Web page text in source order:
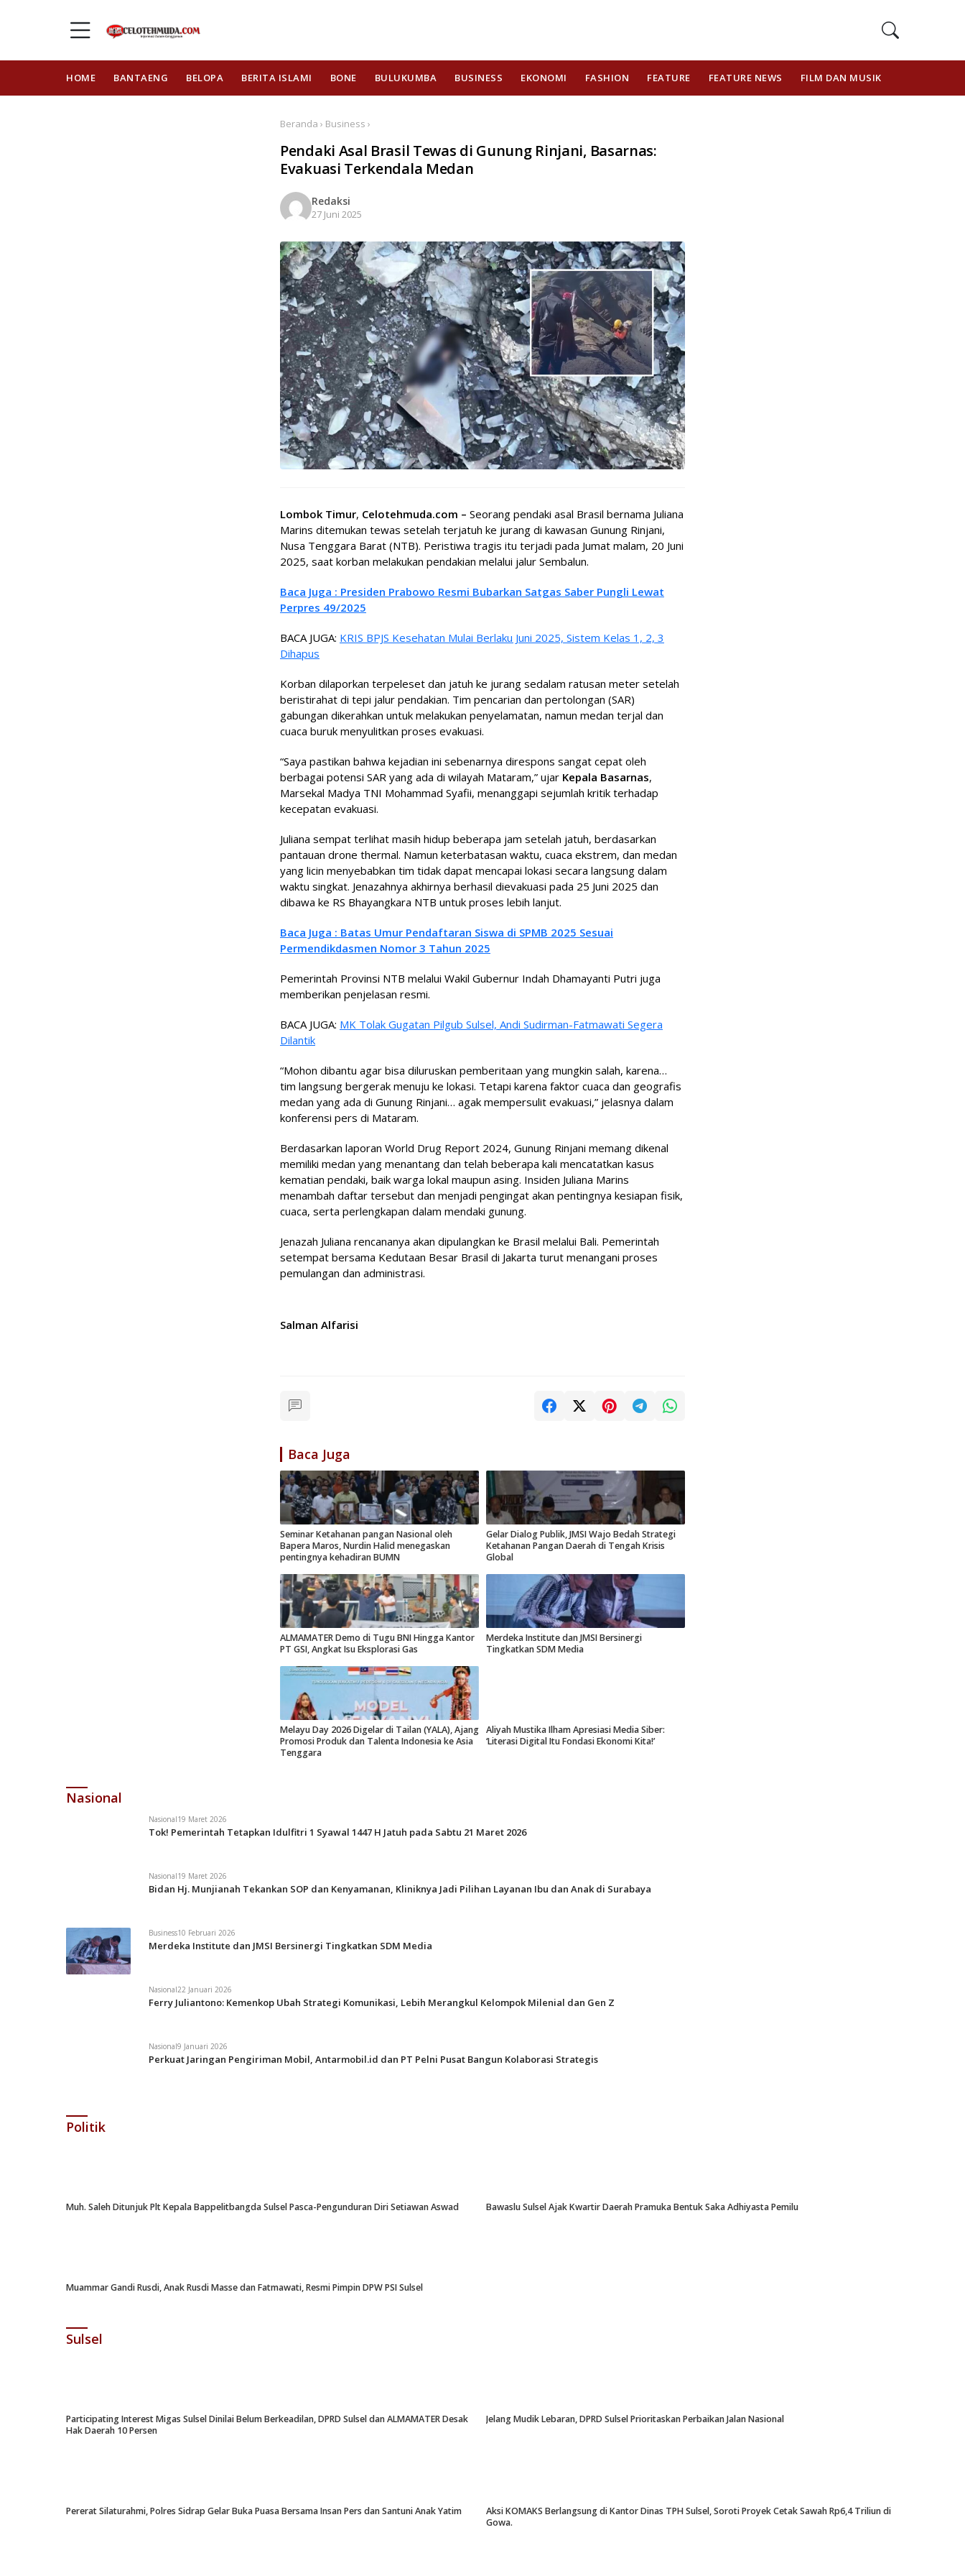
HOME BANTAENG BELOPA BERITA ISLAMI BONE BULUKUMBA BUSINESS EKONOMI FASHION FEATURE FEATURE NEWS FILM DAN MUSIK
Beranda › Business ›
Pendaki Asal Brasil Tewas di Gunung Rinjani, Basarnas:
Evakuasi Terkendala Medan
Redaksi
27 Juni 2025
Lombok Timur, Celotehmuda.com – Seorang pendaki asal Brasil bernama Juliana
Marins ditemukan tewas setelah terjatuh ke jurang di kawasan Gunung Rinjani,
Nusa Tenggara Barat (NTB). Peristiwa tragis itu terjadi pada Jumat malam, 20 Juni
2025, saat korban melakukan pendakian melalui jalur Sembalun.
Baca Juga : Presiden Prabowo Resmi Bubarkan Satgas Saber Pungli Lewat
Perpres 49/2025
BACA JUGA: KRIS BPJS Kesehatan Mulai Berlaku Juni 2025, Sistem Kelas 1, 2, 3
Dihapus
Korban dilaporkan terpeleset dan jatuh ke jurang sedalam ratusan meter setelah
beristirahat di tepi jalur pendakian. Tim pencarian dan pertolongan (SAR)
gabungan dikerahkan untuk melakukan penyelamatan, namun medan terjal dan
cuaca buruk menyulitkan proses evakuasi.
“Saya pastikan bahwa kejadian ini sebenarnya direspons sangat cepat oleh
berbagai potensi SAR yang ada di wilayah Mataram,” ujar Kepala Basarnas,
Marsekal Madya TNI Mohammad Syafii, menanggapi sejumlah kritik terhadap
kecepatan evakuasi.
Juliana sempat terlihat masih hidup beberapa jam setelah jatuh, berdasarkan
pantauan drone thermal. Namun keterbatasan waktu, cuaca ekstrem, dan medan
yang licin menyebabkan tim tidak dapat mencapai lokasi secara langsung dalam
waktu singkat. Jenazahnya akhirnya berhasil dievakuasi pada 25 Juni 2025 dan
dibawa ke RS Bhayangkara NTB untuk proses lebih lanjut.
Baca Juga : Batas Umur Pendaftaran Siswa di SPMB 2025 Sesuai
Permendikdasmen Nomor 3 Tahun 2025
Pemerintah Provinsi NTB melalui Wakil Gubernur Indah Dhamayanti Putri juga
memberikan penjelasan resmi.
BACA JUGA: MK Tolak Gugatan Pilgub Sulsel, Andi Sudirman-Fatmawati Segera
Dilantik
“Mohon dibantu agar bisa diluruskan pemberitaan yang mungkin salah, karena…
tim langsung bergerak menuju ke lokasi. Tetapi karena faktor cuaca dan geografis
medan yang ada di Gunung Rinjani… agak mempersulit evakuasi,” jelasnya dalam
konferensi pers di Mataram.
Berdasarkan laporan World Drug Report 2024, Gunung Rinjani memang dikenal
memiliki medan yang menantang dan telah beberapa kali mencatatkan kasus
kematian pendaki, baik warga lokal maupun asing. Insiden Juliana Marins
menambah daftar tersebut dan menjadi pengingat akan pentingnya kesiapan fisik,
cuaca, serta perlengkapan dalam mendaki gunung.
Jenazah Juliana rencananya akan dipulangkan ke Brasil melalui Bali. Pemerintah
setempat bersama Kedutaan Besar Brasil di Jakarta turut menangani proses
pemulangan dan administrasi.
Salman Alfarisi
Baca Juga
Seminar Ketahanan pangan Nasional oleh
Bapera Maros, Nurdin Halid menegaskan
pentingnya kehadiran BUMN
Gelar Dialog Publik, JMSI Wajo Bedah Strategi
Ketahanan Pangan Daerah di Tengah Krisis
Global
ALMAMATER Demo di Tugu BNI Hingga Kantor
PT GSI, Angkat Isu Eksplorasi Gas
Merdeka Institute dan JMSI Bersinergi
Tingkatkan SDM Media
Melayu Day 2026 Digelar di Tailan (YALA), Ajang
Promosi Produk dan Talenta Indonesia ke Asia
Tenggara
Aliyah Mustika Ilham Apresiasi Media Siber:
‘Literasi Digital Itu Fondasi Ekonomi Kita!’
Nasional
Nasional19 Maret 2026
Tok! Pemerintah Tetapkan Idulfitri 1 Syawal 1447 H Jatuh pada Sabtu 21 Maret 2026
Nasional19 Maret 2026
Bidan Hj. Munjianah Tekankan SOP dan Kenyamanan, Kliniknya Jadi Pilihan Layanan Ibu dan Anak di Surabaya
Business10 Februari 2026
Merdeka Institute dan JMSI Bersinergi Tingkatkan SDM Media
Nasional22 Januari 2026
Ferry Juliantono: Kemenkop Ubah Strategi Komunikasi, Lebih Merangkul Kelompok Milenial dan Gen Z
Nasional9 Januari 2026
Perkuat Jaringan Pengiriman Mobil, Antarmobil.id dan PT Pelni Pusat Bangun Kolaborasi Strategis
Politik
Muh. Saleh Ditunjuk Plt Kepala Bappelitbangda Sulsel Pasca-Pengunduran Diri Setiawan Aswad Bawaslu Sulsel Ajak Kwartir Daerah Pramuka Bentuk Saka Adhiyasta Pemilu
Muammar Gandi Rusdi, Anak Rusdi Masse dan Fatmawati, Resmi Pimpin DPW PSI Sulsel
Sulsel
Participating Interest Migas Sulsel Dinilai Belum Berkeadilan, DPRD Sulsel dan ALMAMATER Desak
Hak Daerah 10 Persen
Jelang Mudik Lebaran, DPRD Sulsel Prioritaskan Perbaikan Jalan Nasional
Pererat Silaturahmi, Polres Sidrap Gelar Buka Puasa Bersama Insan Pers dan Santuni Anak Yatim
Aksi KOMAKS Berlangsung di Kantor Dinas TPH Sulsel, Soroti Proyek Cetak Sawah Rp6,4 Triliun di
Gowa.